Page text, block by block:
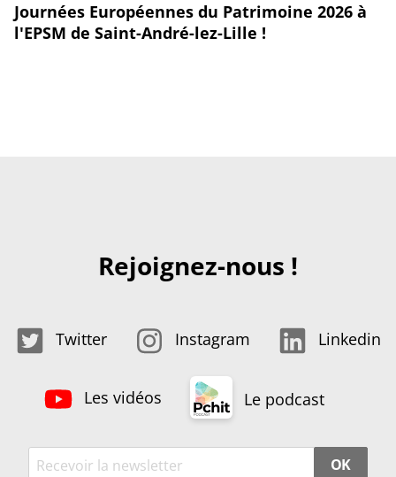
Journées Européennes du Patrimoine 2026 à
l'EPSM de Saint-André-lez-Lille !
Rejoignez-nous !
Twitter Instagram Linkedin
Les vidéos Le podcast
OK